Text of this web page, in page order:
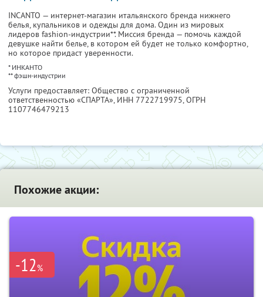
INCANTO — интернет-магазин итальянского бренда нижнего
белья, купальников и одежды для дома. Один из мировых
лидеров fashion-индустрии**. Миссия бренда — помочь каждой
девушке найти белье, в котором ей будет не только комфортно,
но которое придаст уверенности.
* ИНКАНТО
** фэшн-индустрии
Услуги предоставляет: Общество с ограниченной
ответственностью «СПАРТА», ИНН 7722719975, ОГРН
1107746479213
Похожие акции:
-12%